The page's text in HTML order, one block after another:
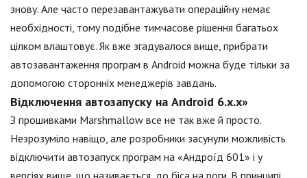
знову. Але часто перезавантажувати операційну немає
необхідності, тому подібне тимчасове рішення багатьох
цілком влаштовує. Як вже згадувалося вище, прибрати
автозавантаження програм в Android можна буде тільки за
допомогою сторонніх менеджерів завдань.
Відключення автозапуску на Android 6.х.х»
З прошивками Marshmallow все не так вже й просто.
Незрозуміло навіщо, але розробники засунули можливість
відключити автозапуск програм на «Андроїд 601» і у